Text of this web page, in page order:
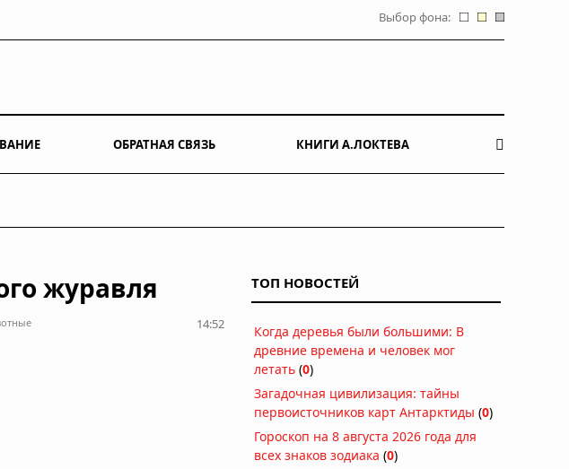
Выбор фона:
ОБРАТНАЯ СВЯЗЬ КНИГИ А.ЛОКТЕВА
журавля
14:52
ТОП НОВОСТЕЙ
Когда деревья были большими: В
древние времена и человек мог
летать (0)
Загадочная цивилизация: тайны
первоисточников карт Антарктиды (0)
Гороскоп на 8 августа 2026 года для
всех знаков зодиака (0)